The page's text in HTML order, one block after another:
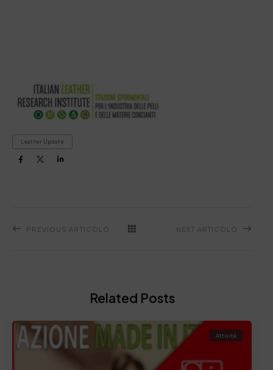
Leather Update
PREVIOUS ARTICOLO NEXT ARTICOLO
Related Posts
Attività